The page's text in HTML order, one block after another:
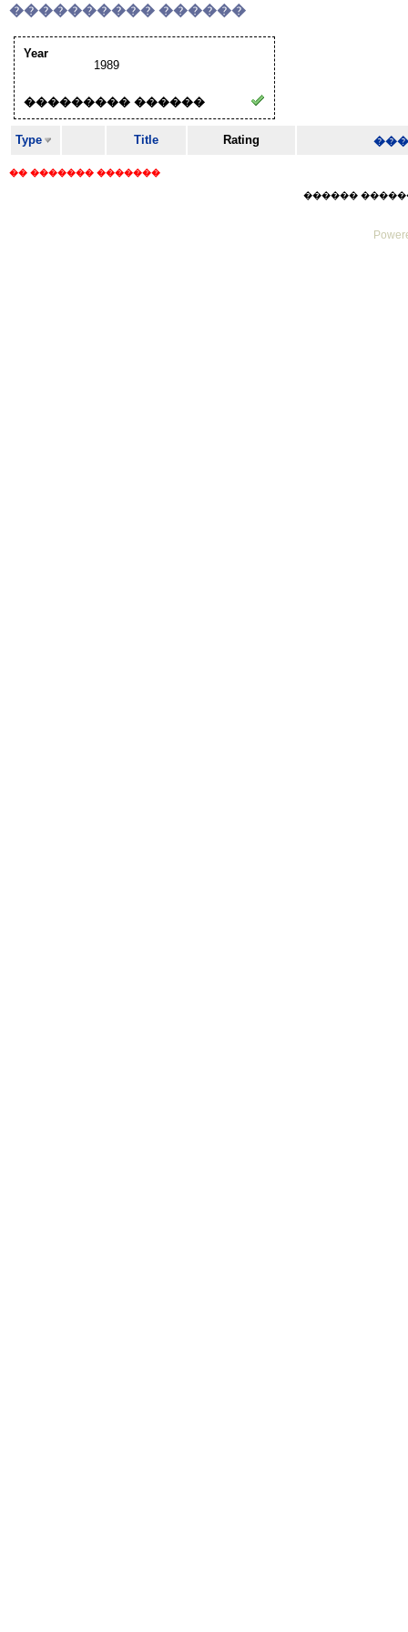
���������� ������
Year
1989
��������� ������
Type Title Rating
�� ������� �������
������ ������